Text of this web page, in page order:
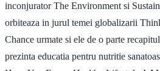
inconjurator The Environment si
orbiteaza in jurul temei globalizarii
Chance urmate si ele de o parte
prezinta educatia pentru nutritie